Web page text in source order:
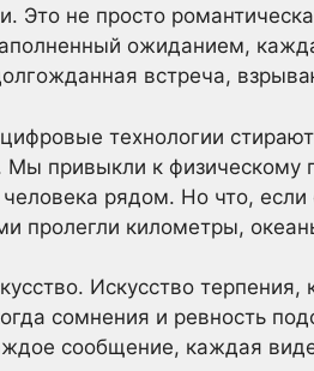
Это не просто
ожиданием,
встреча,
технологии
привыкли к физическому
рядом. Но что,
километры,
Искусство
сомнения и ревность
сообщение, каждая